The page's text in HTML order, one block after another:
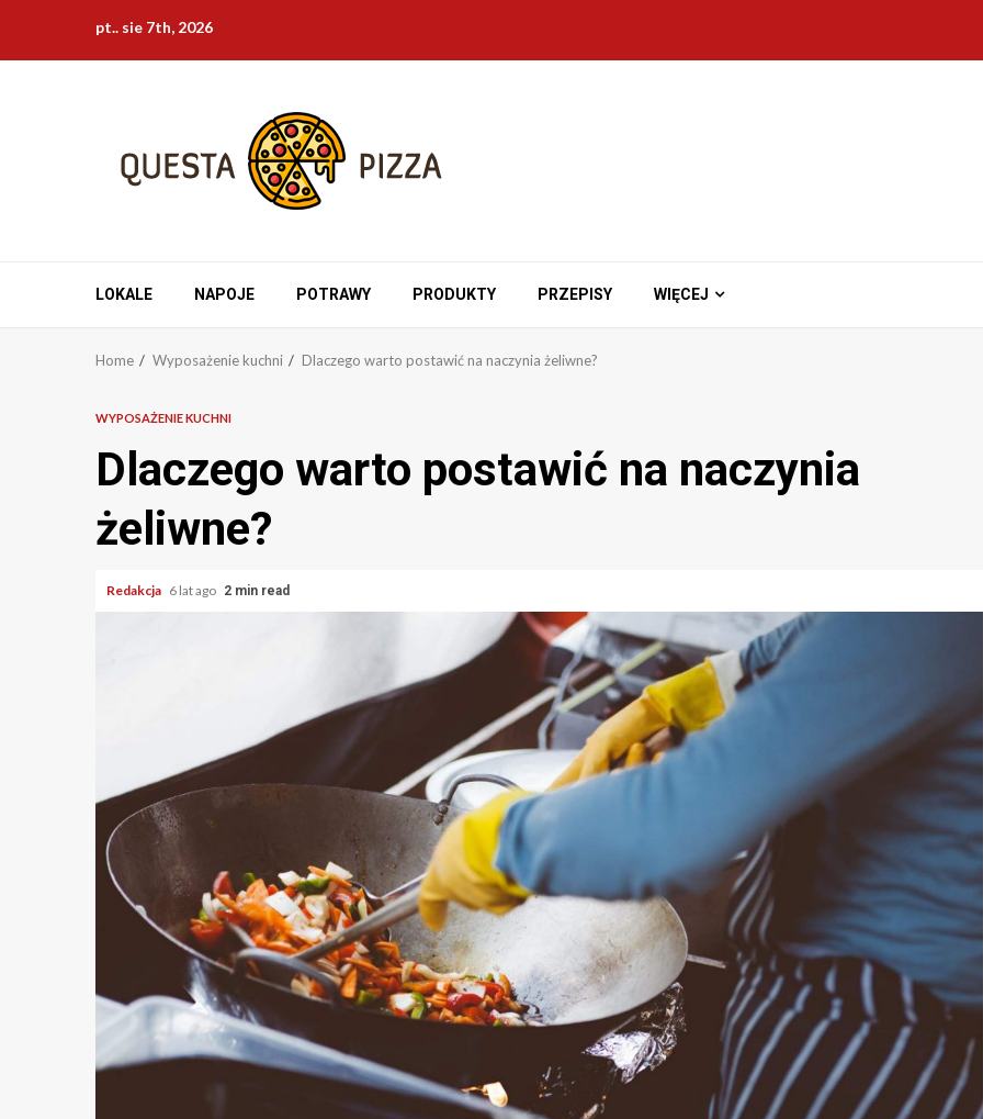
content
pt.. sie 7th, 2026
LOKALE NAPOJE POTRAWY PRODUKTY PRZEPISY WIĘCEJ
Home Wyposażenie kuchni Dlaczego warto postawić na naczynia żeliwne?
WYPOSAŻENIE KUCHNI
Dlaczego warto postawić na naczynia
żeliwne?
Redakcja 6 lat ago 2 min read